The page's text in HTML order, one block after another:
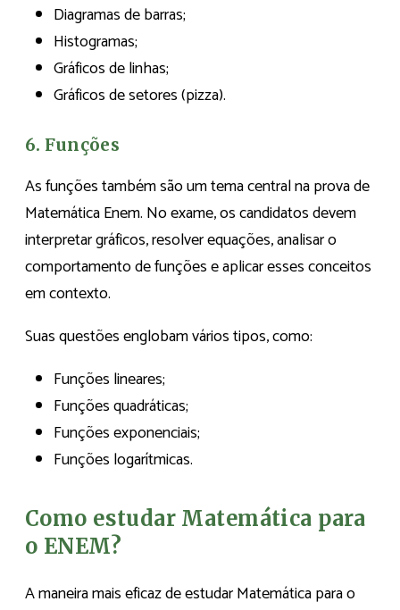
Diagramas de barras;
Histogramas;
Gráficos de linhas;
Gráficos de setores (pizza).
6. Funções
As funções também são um tema central na prova de
Matemática Enem. No exame, os candidatos devem
interpretar gráficos, resolver equações, analisar o
comportamento de funções e aplicar esses conceitos
em contexto.
Suas questões englobam vários tipos, como:
Funções lineares;
Funções quadráticas;
Funções exponenciais;
Funções logarítmicas.
Como estudar Matemática para
o ENEM?
A maneira mais eficaz de estudar Matemática para o